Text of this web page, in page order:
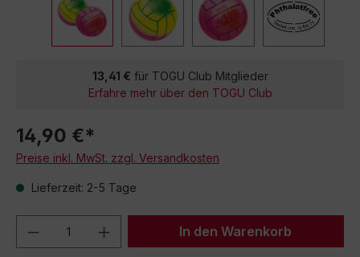
13,41 € für TOGU Club Mitglieder
Erfahre mehr über den TOGU Club
14,90 €*
Preise inkl. MwSt. zzgl. Versandkosten
Lieferzeit: 2-5 Tage
Produkt Anzahl: Gib denIn den Warenkorb